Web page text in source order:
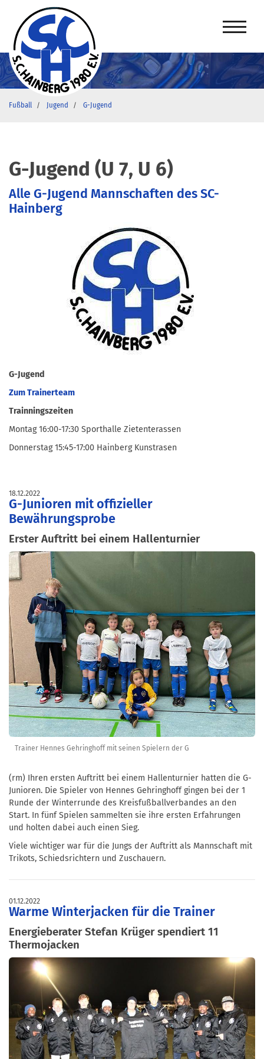
Fußball Jugend G-Jugend
G-Jugend (U 7, U 6)
Alle G-Jugend Mannschaften des SC-
Hainberg
G-Jugend
Zum Trainerteam
Trainningszeiten
Montag 16:00-17:30 Sporthalle Zietenterassen
Donnerstag 15:45-17:00 Hainberg Kunstrasen
18.12.2022
G-Junioren mit offizieller
Bewährungsprobe
Erster Auftritt bei einem Hallenturnier
Trainer Hennes Gehringhoff mit seinen Spielern der G
(rm) Ihren ersten Auftritt bei einem Hallenturnier hatten die G-
Junioren. Die Spieler von Hennes Gehringhoff gingen bei der 1
Runde der Winterrunde des Kreisfußballverbandes an den
Start. In fünf Spielen sammelten sie ihre ersten Erfahrungen
und holten dabei auch einen Sieg.
Viele wichtiger war für die Jungs der Auftritt als Mannschaft mit
Trikots, Schiedsrichtern und Zuschauern.
01.12.2022
Warme Winterjacken für die Trainer
Energieberater Stefan Krüger spendiert 11
Thermojacken